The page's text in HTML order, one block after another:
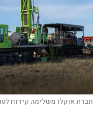
חברת אוקלו משלימה קידוח